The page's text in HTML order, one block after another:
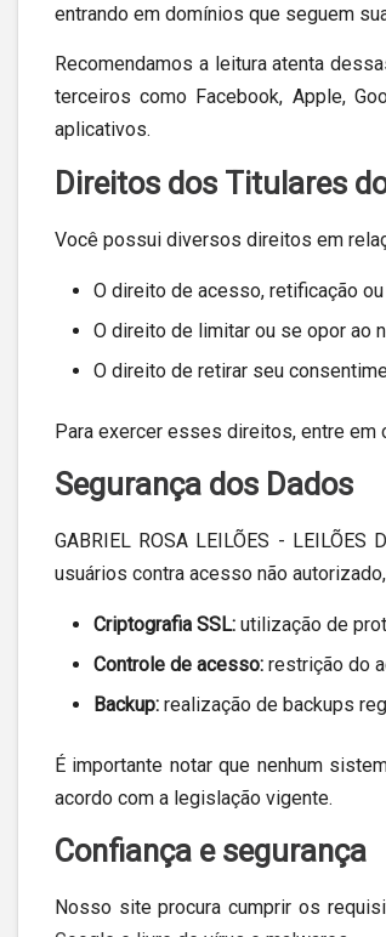
entrando em domínios que seguem
Recomendamos a leitura atenta
terceiros como Facebook, Apple,
aplicativos.
Direitos dos Titulares
Você possui diversos direitos em
O direito de acesso, retificação
O direito de limitar ou se opor ao
O direito de retirar seu
Para exercer esses direitos, entre em
Segurança dos Dados
GABRIEL ROSA LEILÕES -
usuários contra acesso não
Criptografia SSL: utilização de
Controle de acesso: restrição do
Backup: realização de backups
É importante notar que nenhum
acordo com a legislação vigente.
Confiança e segurança
Nosso site procura cumprir os